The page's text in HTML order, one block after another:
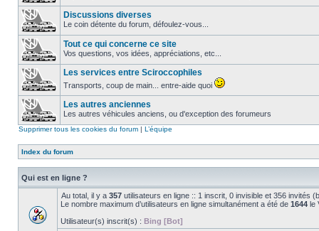
Discussions diverses
Le coin détente du forum, défoulez-vous...
Tout ce qui concerne ce site
Vos questions, vos idées, appréciations, etc...
Les services entre Sciroccophiles
Transports, coup de main... entre-aide quoi
Les autres anciennes
Les autres véhicules anciens, ou d'exception des forumeurs
Supprimer tous les cookies du forum | L’équipe
Index du forum
Qui est en ligne ?
Au total, il y a 357 utilisateurs en ligne :: 1 inscrit, 0 invisible et 356 invités
Le nombre maximum d’utilisateurs en ligne simultanément a été de 1644 le
Utilisateur(s) inscrit(s) : Bing [Bot]